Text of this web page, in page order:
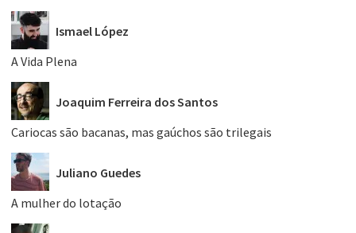
Ismael López
A Vida Plena
Joaquim Ferreira dos Santos
Cariocas são bacanas, mas gaúchos são trilegais
Juliano Guedes
A mulher do lotação